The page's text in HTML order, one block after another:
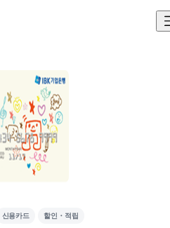
신용카드 할인・적립